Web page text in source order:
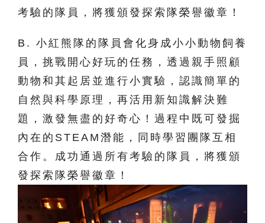
考驗的隊員，將獲頒發探索隊榮譽徽章！
B. 小紅熊隊的隊員會化身成小小動物飼養
員，挑戰開心好玩的任務，透過親手照顧
動物和其起居並進行小實驗，認識簡單的
自然與科學原理，再活用新知識解決難
題，激發無盡的好奇心！過程中既可發掘
內在的STEAM潛能，同時學習團隊互相
合作。成功通過所有考驗的隊員，將獲頒
發探索隊榮譽徽章！